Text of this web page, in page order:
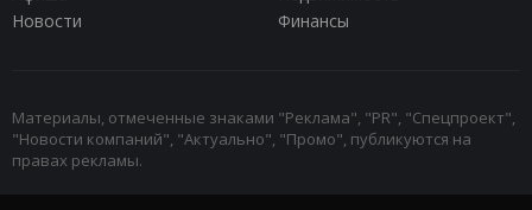
Новости
Финансы
Материалы, отмеченные знаками "Реклама", "PR", "Спецпроект",
"Новости компаний", "Актуально", "Промо", публикуются на
правах рекламы.